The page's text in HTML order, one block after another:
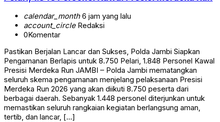
calendar_month6 jam yang lalu
account_circleRedaksi
0Komentar
Pastikan Berjalan Lancar dan Sukses, Polda Jambi Siapkan
Pengamanan Berlapis untuk 8.750 Pelari, 1.848 Personel Kawal
Presisi Merdeka Run JAMBI – Polda Jambi mematangkan
seluruh skema pengamanan menjelang pelaksanaan Presisi
Merdeka Run 2026 yang akan diikuti 8.750 peserta dari
berbagai daerah. Sebanyak 1.448 personel diterjunkan untuk
memastikan seluruh rangkaian kegiatan berlangsung aman,
tertib, dan lancar, […]